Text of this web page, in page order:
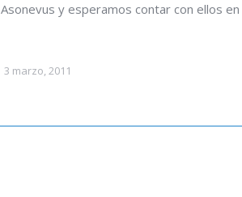
y esperamos contar con ellos
3 marzo, 2011